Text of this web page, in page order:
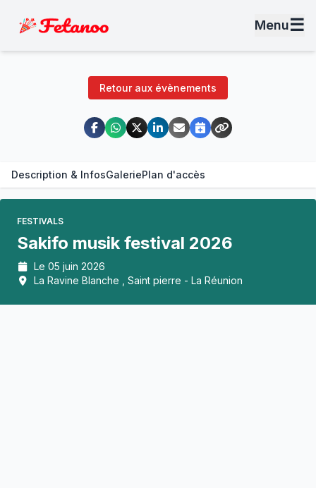
Menu☰
Retour aux évènements
Description & InfosGaleriePlan d'accès
FESTIVALS
Sakifo musik festival 2026
Le 05 juin 2026
La Ravine Blanche , Saint pierre - La Réunion